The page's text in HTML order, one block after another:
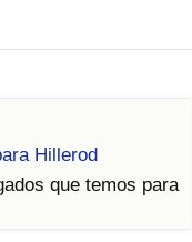
Hillerod
que temos para